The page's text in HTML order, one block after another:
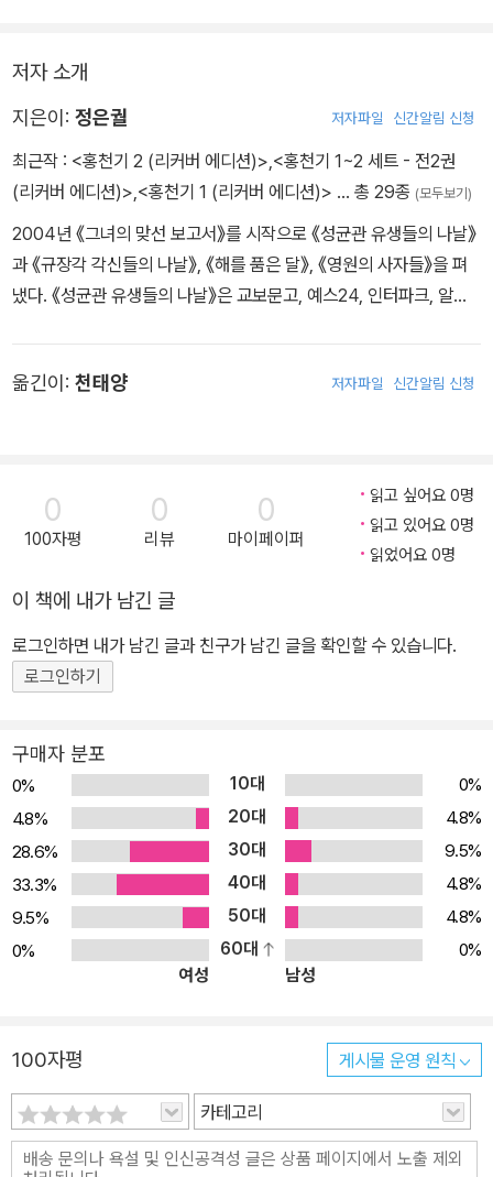
저자 소개
지은이: 정은궐 저자파일 신간알림 신청
최근작 : <홍천기 2 (리커버 에디션)>,<홍천기 1~2 세트 - 전2권
(리커버 에디션)>,<홍천기 1 (리커버 에디션)> … 총 29종 (모두보기)
2004년 《그녀의 맞선 보고서》를 시작으로 《성균관 유생들의 나날》
과 《규장각 각신들의 나날》, 《해를 품은 달》, 《영원의 사자들》을 펴
냈다. 《성균관 유생들의 나날》은 교보문고, 예스24, 인터파크, 알라
역시 발표와 동시에 베스트셀러 목록에 올랐으며, 현재까지도 꾸준히
생되기도 하며 다양한 장르로 영역을 확장한 소설이다. 《홍천기》는
조선 시대 화공 홍천기와 서운관 시일 하람의 애틋한 사랑과 유쾌한
다. 《영원의 사자들》은 웹툰 작가 나영원과 저승사자 갑1의 죽음을
넘는 아름다운 사랑 이야기로, 사후 세계와 저승사자의 전설을 현대
적인 감각으로 재탄생시켰다.
옮긴이: 천태양 저자파일 신간알림 신청
0
100자평
0
리뷰
0
마이페이퍼
읽고 싶어요 0명
읽고 있어요 0명
읽었어요 0명
이 책에 내가 남긴 글
로그인하면 내가 남긴 글과 친구가 남긴 글을 확인할 수 있습니다.
로그인하기
구매자 분포
0% 10대
0%
4.8%
20대
4.8%
28.6%
30대
9.5%
33.3%
40대
4.8%
9.5%
50대
4.8%
0%
60대
0%
여성
남성
100자평 게시물 운영 원칙
카테고리